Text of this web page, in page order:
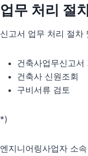
업무 처리 절
신고서 업무 처리 절차
건축사업무신고서
건축사 신원조회
구비서류 검토
*)
엔지니어링사업자 소